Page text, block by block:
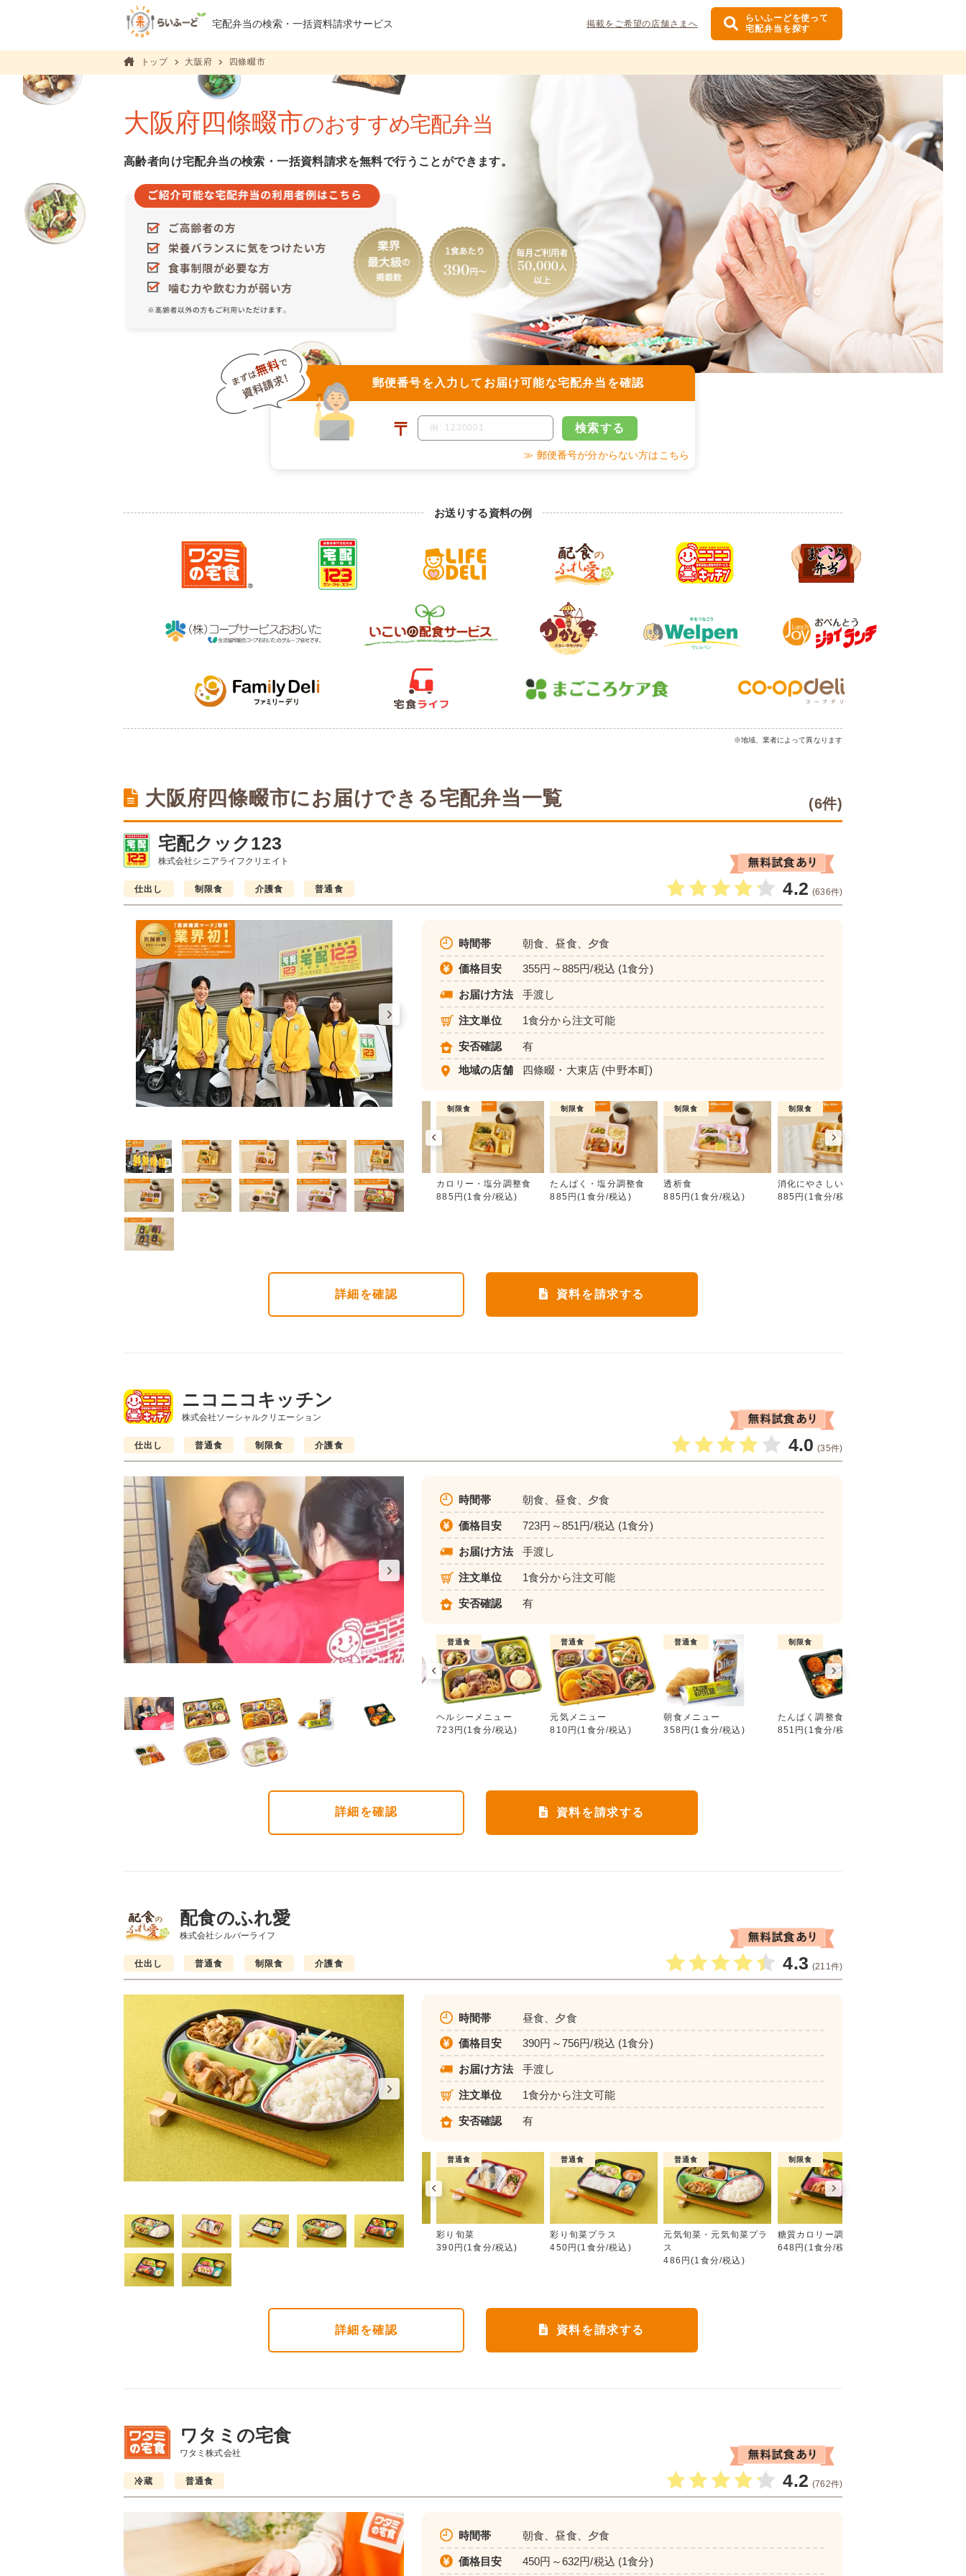
宅配弁当の検索・一括資料請求サービス 掲載をご希望の店舗さまへ
らいふーどを使って
宅配弁当を探す
トップ 大阪府 四條畷市
大阪府四條畷市のおすすめ宅配弁当
高齢者向け宅配弁当の検索・一括資料請求を無料で行うことができます。
郵便番号を入力して お届け可能な宅配弁当を確認
〒 検索する
≫ 郵便番号が分からない方はこちら
お送りする資料の例
※地域、業者によって異なります
大阪府四條畷市にお届けできる宅配弁当一覧 (6件)
宅配クック123
株式会社シニアライフクリエイト
仕出し 制限食 介護食 普通食 4.2 (636件)
カロリー・塩分調整食 たんぱく・塩分調整食
時間帯 朝食、昼食、夕食
価格目安 355円～885円/税込 (1食分)
お届け方法 手渡し
注文単位 1食分から注文可能
安否確認
有
地域の店舗
四條畷・大東店 (中野本町)
幸たんぱく食
724円(1食分/税込)
普通食
健康ボリューム食
788円(1食分/税込)
普通食
朝食（パンセット）
355円(1食分/税込)
制限食
カロリー・塩分調整食
885円(1食分/税込)
制限食
たんぱく・塩分調整食
885円(1食分/税込)
制限食
透析食
885円(1食分/税込)
制限食
消化にやさしい食
885円(1食分/税込)
詳細 を確認 資料を請求する
ニコニコキッチン
株式会社ソーシャルクリエーション
仕出し 普通食 制限食 介護食 4.0 (35件)
ヘルシーメニュー 元気メニュー
時間帯 朝食、昼食、夕食
価格目安 723円～851円/税込 (1食分)
お届け方法 手渡し
注文単位 1食分から注文可能
安否確認 有
制限食
カロリー調整食
851円(1食分/税込)
やわらか食
851円(1食分/税込)
介護食
ムース食
851円(1食分/税込)
普通食
ヘルシーメニュー
723円(1食分/税込)
普通食
元気メニュー
810円(1食分/税込)
普通食
朝食メニュー
358円(1食分/税込)
制限食
たんぱく調整食
851円(1食分/税込)
詳細 を確認 資料を請求する
配食のふれ愛
株式会社シルバーライフ
仕出し 普通食 制限食 介護食 4.3 (211件)
彩り旬菜 彩り旬菜プラス
時間帯 昼食、夕食
価格目安 390円～756円/税込 (1食分)
お届け方法 手渡し
注文単位 1食分から注文可能
安否確認 有
糖質カロリー調整食
648円(1食分/税込)
たんぱく調整食
756円(1食分/税込)
介護食
ムース食
583円(1食分/税込)
普通食
彩り旬菜
390円(1食分/税込)
普通食
彩り旬菜プラス
450円(1食分/税込)
普通食
元気旬菜・元気旬菜プラ
ス
486円(1食分/税込)
制限食
糖質カロリー調整食
648円(1食分/税込)
詳細 を確認 資料を請求する
ワタミの宅食
ワタミ株式会社
冷蔵 普通食 4.2 (762件)
時間帯 朝食、昼食、夕食
価格目安 450円～632円/税込 (1食分)